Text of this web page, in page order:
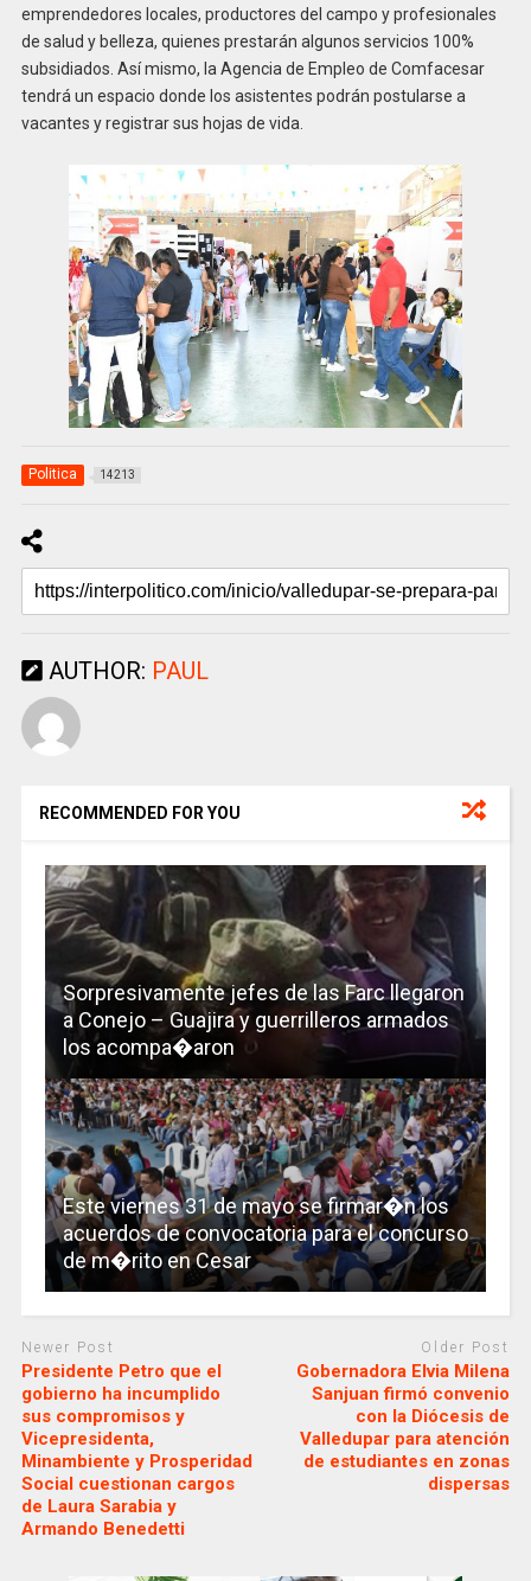
emprendedores locales, productores del campo y profesionales
de salud y belleza, quienes prestarán algunos servicios 100%
subsidiados. Así mismo, la Agencia de Empleo de Comfacesar
tendrá un espacio donde los asistentes podrán postularse a
vacantes y registrar sus hojas de vida.
Politica 14213
AUTHOR: PAUL
RECOMMENDED FOR YOU
Sorpresivamente jefes de las Farc llegaron
a Conejo – Guajira y guerrilleros armados
los acompa�aron
Este viernes 31 de mayo se firmar�n los
acuerdos de convocatoria para el concurso
de m�rito en Cesar
Newer Post
Presidente Petro que el
gobierno ha incumplido
sus compromisos y
Vicepresidenta,
Minambiente y Prosperidad
Social cuestionan cargos
de Laura Sarabia y
Armando Benedetti
Older Post
Gobernadora Elvia Milena
Sanjuan firmó convenio
con la Diócesis de
Valledupar para atención
de estudiantes en zonas
dispersas